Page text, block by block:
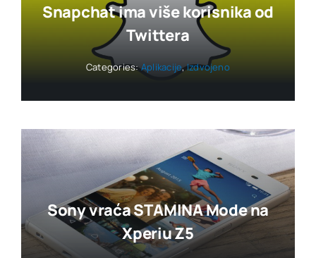
Snapchat ima više korisnika od
Twittera
Categories:Aplikacije,Izdvojeno
Sony vraća STAMINA Mode na
Xperiu Z5